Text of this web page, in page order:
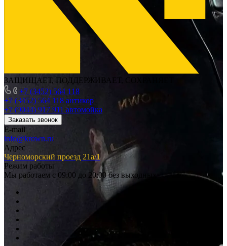
ЗАЩИЩАЕТ, ПОДДЕРЖИВАЕТ, СОХРАНЯЕТ
+7 (3452) 564 118
+7 (3452) 564 118 антикор
+7 (9044) 917 911 автомойка
Заказать звонок
E-mail
info@krown.ru
Адрес
Черноморский проезд 21а/1
Режим работы
Мы работаем с 09:00 до 20:00 без выходных